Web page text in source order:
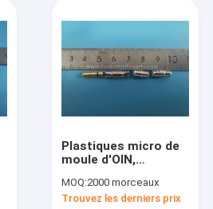
Plastiques micro de
moule d'OIN,
injection de COUP
D'OEIL du panneau
MOQ:2000 morceaux
Trouvez les derniers prix